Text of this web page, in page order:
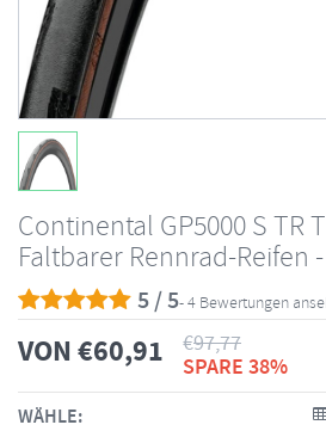
Continental GP5000 S TR
Faltbarer Rennrad-Reifen
5 / 5- 4 Bewertungen
VON €60,91 €97,77
SPARE 38%
WÄHLE: